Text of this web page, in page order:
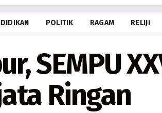
POLITIK RAGAM RELIJI
SEMPU
Ringan